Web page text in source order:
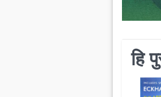
हि